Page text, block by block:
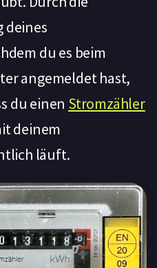
deines
du es beim
angemeldet hast,
du einen Stromzähler
deinem
läuft.